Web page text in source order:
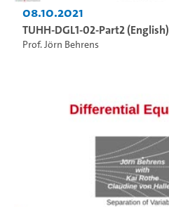
08.10.2021
TUHH-DGL1-02-Part2 (English)
Prof. Jörn Behrens